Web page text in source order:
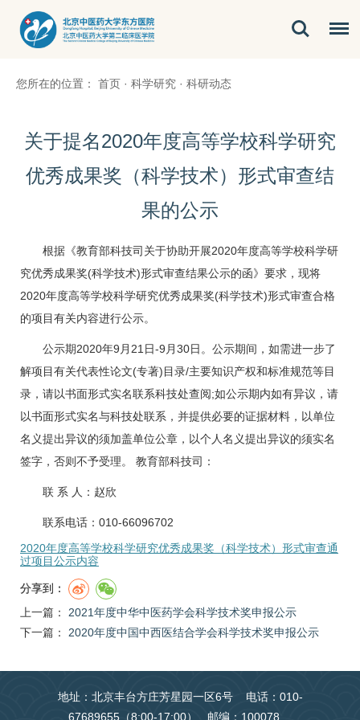
您所在的位置： 首页 · 科学研究 · 科研动态
关于提名2020年度高等学校科学研究
优秀成果奖（科学技术）形式审查结
果的公示
根据《教育部科技司关于协助开展2020年度高等学校科学研
究优秀成果奖(科学技术)形式审查结果公示的函》要求，现将
2020年度高等学校科学研究优秀成果奖(科学技术)形式审查合格
的项目有关内容进行公示。
公示期2020年9月21日-9月30日。公示期间，如需进一步了
解项目有关代表性论文(专著)目录/主要知识产权和标准规范等目
录，请以书面形式实名联系科技处查阅;如公示期内如有异议，请
以书面形式实名与科技处联系，并提供必要的证据材料，以单位
名义提出异议的须加盖单位公章，以个人名义提出异议的须实名
签字，否则不予受理。 教育部科技司：
联 系 人： 赵欣
联系电话：010-66096702
2020年度高等学校科学研究优秀成果奖（科学技术）形式审查通
过项目公示内容
分享到：
上一篇：
2021年度中华中医药学会科学技术奖申报公示
下一篇：
2020年度中国中西医结合学会科学技术奖申报公示
地址：北京丰台方庄芳星园一区6号 电话：010-
67689655（8:00-17:00） 邮编：100078